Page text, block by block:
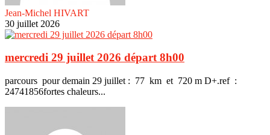
Jean-Michel HIVART
30 juillet 2026
mercredi 29 juillet 2026 départ 8h00
parcours pour demain 29 juillet : 77 km et 720 m D+.ref :
24741856fortes chaleurs...